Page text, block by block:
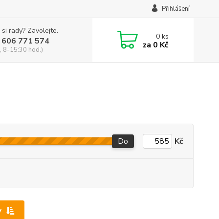
Přihlášení
rady? Zavolejte.
771 574
8-15:30 hod.)
0ks
za 0 Kč
Do Kč